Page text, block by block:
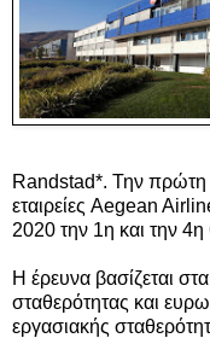
Randstad*. Την πρώτη
εταιρείες Aegean
2020 την 1η και την 4η
Η έρευνα βασίζεται
σταθερότητας και
εργασιακής